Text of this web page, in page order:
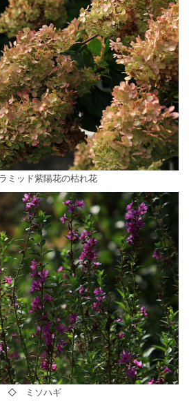
ッド紫陽花の枯れ花
◇ ミソハギ